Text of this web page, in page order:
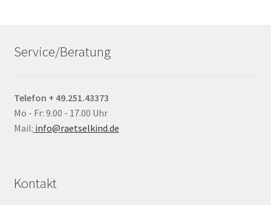
Service/Beratung
Telefon + 49.251.43373
Mo - Fr: 9.00 - 17.00 Uhr
Mail: info@raetselkind.de
Kontakt